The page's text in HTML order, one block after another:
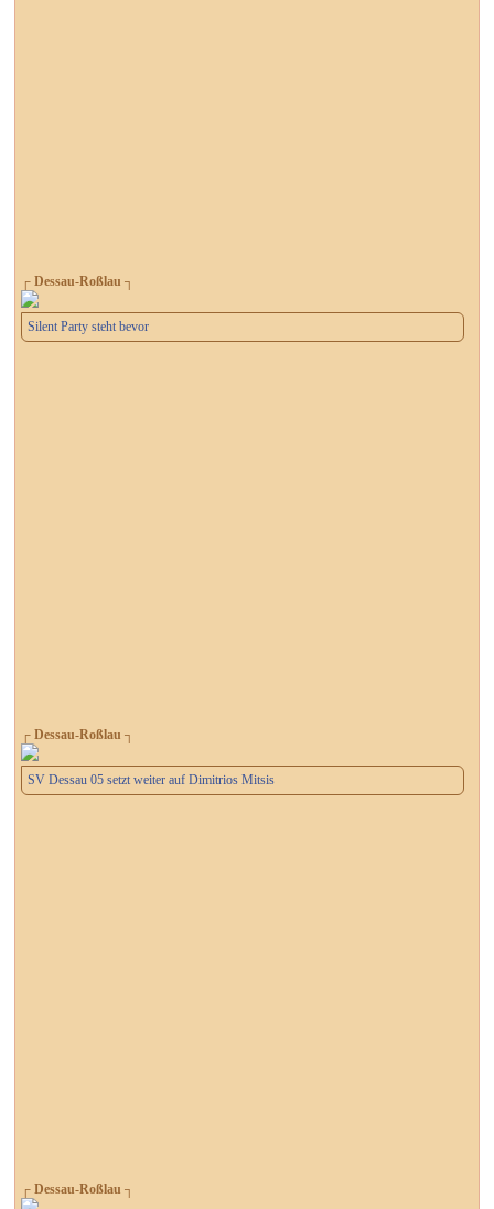
┌ Dessau-Roßlau ┐
Silent Party steht bevor
┌ Dessau-Roßlau ┐
SV Dessau 05 setzt weiter auf Dimitrios Mitsis
┌ Dessau-Roßlau ┐